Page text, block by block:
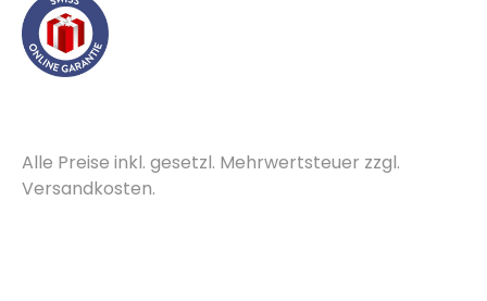
Alle Preise inkl. gesetzl. Mehrwertsteuer zzgl.
Versandkosten.